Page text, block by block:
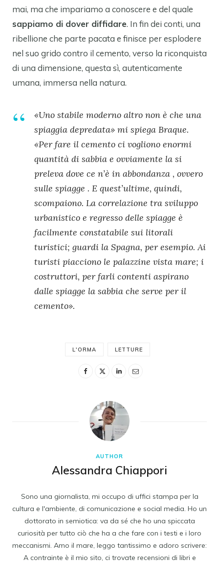
mai, ma che impariamo a conoscere e del quale
sappiamo di dover diffidare. In fin dei conti, una
ribellione che parte pacata e finisce per esplodere
nel suo grido contro il cemento, verso la riconquista
di una dimensione, questa sì, autenticamente
umana, immersa nella natura.
«Uno stabile moderno altro non è che una
spiaggia depredata» mi spiega Braque.
«Per fare il cemento ci vogliono enormi
quantità di sabbia e ovviamente la si
preleva dove ce n’è in abbondanza , ovvero
sulle spiagge . E quest’ultime, quindi,
scompaiono. La correlazione tra sviluppo
urbanistico e regresso delle spiagge è
facilmente constatabile sui litorali
turistici; guardi la Spagna, per esempio. Ai
turisti piacciono le palazzine vista mare; i
costruttori, per farli contenti aspirano
dalle spiagge la sabbia che serve per il
cemento».
L'ORMA LETTURE
AUTHOR
Alessandra Chiappori
Sono una giornalista, mi occupo di uffici stampa per la
cultura e l'ambiente, di comunicazione e social media. Ho un
dottorato in semiotica: va da sé che ho una spiccata
curiosità per tutto ciò che ha a che fare con i testi e i loro
meccanismi. Amo il mare, leggo tantissimo e adoro scrivere:
A contrainte è il mio sito, ci trovate recensioni di libri e